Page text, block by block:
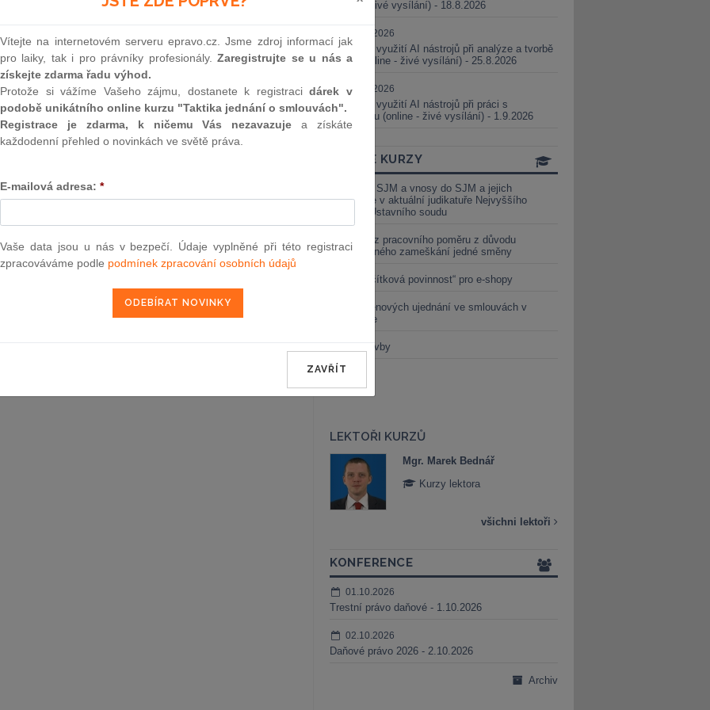
(online - živé vysílání) - 18.8.2026
25.08.2026
Praktické využití AI nástrojů při analýze a tvorbě
smluv (online - živé vysílání) - 25.8.2026
01.09.2026
Praktické využití AI nástrojů při práci s
judikaturou (online - živé vysílání) - 1.9.2026
ONLINE KURZY
Vnosy ze SJM a vnosy do SJM a jejich
valorizace v aktuální judikatuře Nejvyššího
soudu a Ústavního soudu
Výpověď z pracovního poměru z důvodu
neomluveného zameškání jedné směny
Nová „tlačítková povinnost“ pro e-shopy
Změna cenových ujednání ve smlouvách v
energetice
Černé stavby
LEKTOŘI KURZŮ
Mgr. Marek Bednář
Kurzy lektora
všichni lektoři
KONFERENCE
01.10.2026
Trestní právo daňové - 1.10.2026
02.10.2026
Daňové právo 2026 - 2.10.2026
Archiv
Vítejte na internetovém serveru epravo.cz. Jsme zdroj informací jak
pro laiky, tak i pro právníky profesionály.Zaregistrujte se u nás a
získejte zdarma řadu výhod.
Protože si vážíme Vašeho zájmu, dostanete k registracidárek v
podobě unikátního online kurzu "Taktika jednání o smlouvách".
Registrace je zdarma, k ničemu Vás nezavazuje a získáte
každodenní přehled o novinkách ve světě práva.
E-mailová adresa: *
Vaše data jsou u nás v bezpečí. Údaje vyplněné při této registraci
zpracováváme podle podmínek zpracování osobních údajů
ZAVŘÍT